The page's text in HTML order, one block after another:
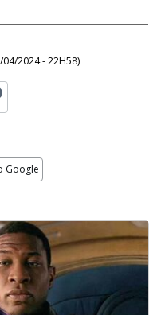
04/2024 - 22H58)
Google